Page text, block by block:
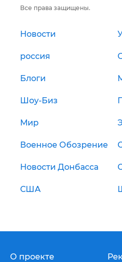
Все права защищены.
Новости
россия
Блоги
Шоу-Биз
Мир
Военное Обозрение
Новости Донбасса
США
О проекте